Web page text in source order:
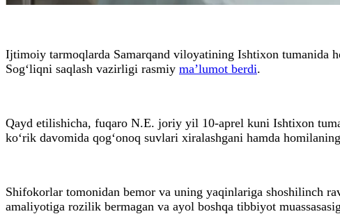
Ijtimoiy tarmoqlarda Samarqand viloyatining Ishtixon tumanida
Sog‘liqni saqlash vazirligi rasmiy ma’lumot berdi.
Qayd etilishicha, fuqaro N.E. joriy yil 10-aprel kuni Ishtixon
ko‘rik davomida qog‘onoq suvlari xiralashgani hamda
Shifokorlar tomonidan bemor va uning yaqinlariga shoshilinch
amaliyotiga rozilik bermagan va ayol boshqa tibbiyot